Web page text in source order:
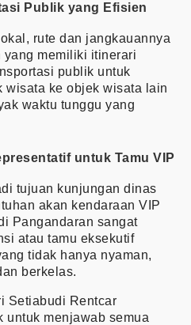
Publik yang Efisien
rute dan jangkauannya
memiliki itinerari
publik untuk
wisata ke objek wisata lain
waktu tunggu yang
untuk Tamu VIP
tujuan kunjungan dinas
akan kendaraan VIP
Pangandaran sangat
atau tamu eksekutif
tidak hanya nyaman,
berkelas.
Setiabudi Rentcar
untuk menjawab semua